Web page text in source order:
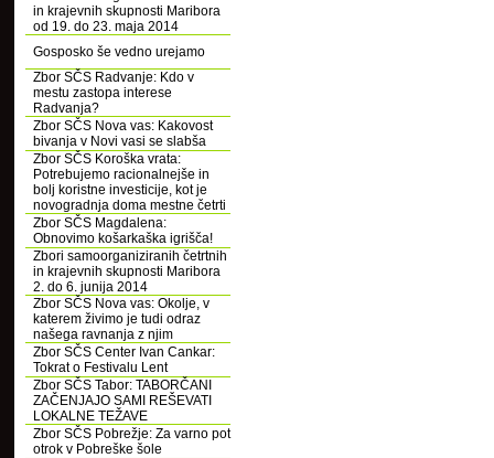
in krajevnih skupnosti Maribora
od 19. do 23. maja 2014
Gosposko še vedno urejamo
Zbor SČS Radvanje: Kdo v
mestu zastopa interese
Radvanja?
Zbor SČS Nova vas: Kakovost
bivanja v Novi vasi se slabša
Zbor SČS Koroška vrata:
Potrebujemo racionalnejše in
bolj koristne investicije, kot je
novogradnja doma mestne četrti
Zbor SČS Magdalena:
Obnovimo košarkaška igrišča!
Zbori samoorganiziranih četrtnih
in krajevnih skupnosti Maribora
2. do 6. junija 2014
Zbor SČS Nova vas: Okolje, v
katerem živimo je tudi odraz
našega ravnanja z njim
Zbor SČS Center Ivan Cankar:
Tokrat o Festivalu Lent
Zbor SČS Tabor: TABORČANI
ZAČENJAJO SAMI REŠEVATI
LOKALNE TEŽAVE
Zbor SČS Pobrežje: Za varno pot
otrok v Pobreške šole